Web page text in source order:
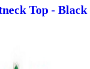
Top - Black